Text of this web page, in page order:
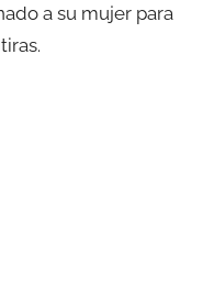
a su mujer para